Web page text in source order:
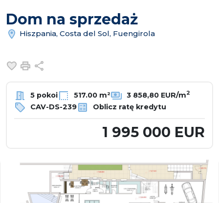
Dom na sprzedaż
Hiszpania, Costa del Sol, Fuengirola
Dodaj do ulubionych
Drukuj
5 pokoi 517.00 m² 3 858,80 EUR/m2
CAV-DS-239 Oblicz ratę kredytu
1 995 000 EUR